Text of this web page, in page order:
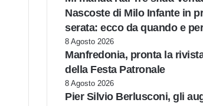
Nascoste di Milo Infante in
serata: ecco da quando e
8 Agosto 2026
Manfredonia, pronta la
della Festa Patronale
8 Agosto 2026
Pier Silvio Berlusconi, gli